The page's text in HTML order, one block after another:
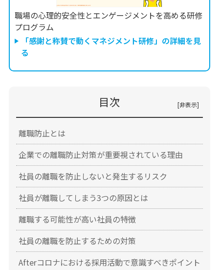
職場の心理的安全性とエンゲージメントを高める研修
プログラム
「感謝と称賛で動くマネジメント研修」の詳細を見
る
目次
離職防止とは
企業での離職防止対策が重要視されている理由
社員の離職を防止しないと発生するリスク
社員が離職してしまう3つの原因とは
離職する可能性が高い社員の特徴
社員の離職を防止するための対策
Afterコロナにおける採用活動で意識すべきポイント